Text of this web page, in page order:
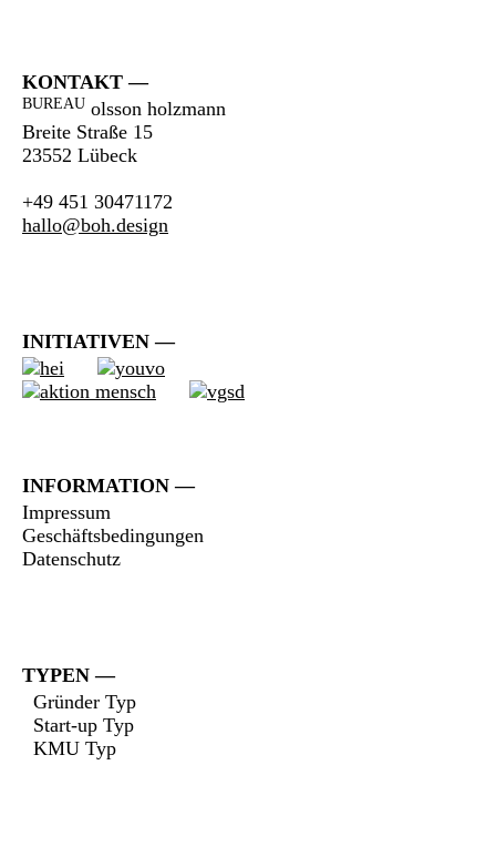
KONTAKT
BUREAU olsson holzmann
Breite Straße 15
23552 Lübeck
+49 451 30471172
hallo@boh.design
INITIATIVEN
INFORMATION
Impressum
Geschäftsbedingungen
Datenschutz
TYPEN
Gründer Typ
Start-up Typ
KMU Typ